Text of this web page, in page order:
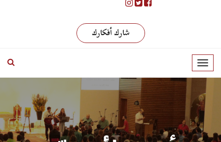
شارك أفكارك
T
o
g
l
e
n